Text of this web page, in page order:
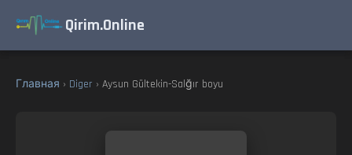
Qirim.Online
Главная › Diger › Aysun Gültekin-Salğır boyu